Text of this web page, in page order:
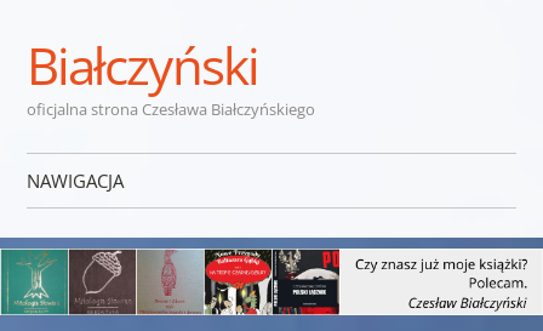
Białczyński
oficjalna strona Czesława Białczyńskiego
NAWIGACJA